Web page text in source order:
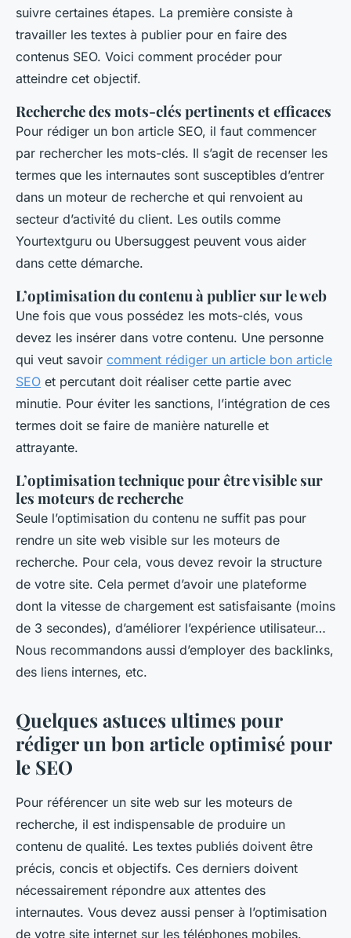
suivre certaines étapes. La première consiste à
travailler les textes à publier pour en faire des
contenus SEO. Voici comment procéder pour
atteindre cet objectif.
Recherche des mots-clés pertinents et efficaces
Pour rédiger un bon article SEO, il faut commencer
par rechercher les mots-clés. Il s’agit de recenser les
termes que les internautes sont susceptibles d’entrer
dans un moteur de recherche et qui renvoient au
secteur d’activité du client. Les outils comme
Yourtextguru ou Ubersuggest peuvent vous aider
dans cette démarche.
L’optimisation du contenu à publier sur le web
Une fois que vous possédez les mots-clés, vous
devez les insérer dans votre contenu. Une personne
qui veut savoir comment rédiger un article bon article
SEO et percutant doit réaliser cette partie avec
minutie. Pour éviter les sanctions, l’intégration de ces
termes doit se faire de manière naturelle et
attrayante.
L’optimisation technique pour être visible sur
les moteurs de recherche
Seule l’optimisation du contenu ne suffit pas pour
rendre un site web visible sur les moteurs de
recherche. Pour cela, vous devez revoir la structure
de votre site. Cela permet d’avoir une plateforme
dont la vitesse de chargement est satisfaisante (moins
de 3 secondes), d’améliorer l’expérience utilisateur…
Nous recommandons aussi d’employer des backlinks,
des liens internes, etc.
Quelques astuces ultimes pour
rédiger un bon article optimisé pour
le SEO
Pour référencer un site web sur les moteurs de
recherche, il est indispensable de produire un
contenu de qualité. Les textes publiés doivent être
précis, concis et objectifs. Ces derniers doivent
nécessairement répondre aux attentes des
internautes. Vous devez aussi penser à l’optimisation
de votre site internet sur les téléphones mobiles.